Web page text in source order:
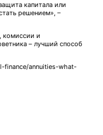
капитала или
решением», –
комиссии и
– лучший способ
finance/annuities-what-